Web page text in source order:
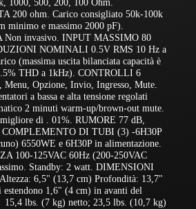
1000, 500, 200, 100 Ohm.
200 ohm. Carico consigliato 50k-100k
minimo e massimo 2000 pF).
invasivo. INPUT MASSIMO 80
NOMINALI 0.5V RMS 10 Hz a
(massima uscita bilanciata capacità è
THD a 1kHz). CONTROLLI 6
Opzione, Invio, Ingresso, Mute.
a bassa e alta tensione regolati
2 minuti warm-up/brown-out mute.
di . 01%. RUMORE 77 dB,
COMPLEMENTO DI TUBI (3) -6H30P
6550WE e 6H30P in alimentazione.
100-125VAC 60Hz (200-250VAC
Standby: 2 watt. DIMENSIONI
6,5" (13,7 cm) Profondità: 13,7"
1,6" (4 cm) in avanti del
lbs. (7 kg) netto; 23,5 lbs. (10,7 kg)